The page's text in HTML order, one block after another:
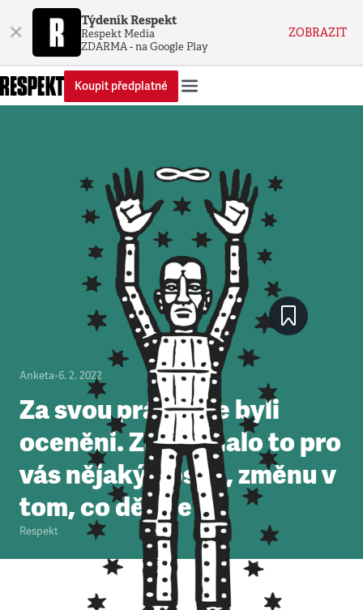
× Týdeník Respekt
Respekt Media
ZDARMA - na Google Play
ZOBRAZIT
Koupit předplatné
Anketa•6. 2. 2022
Za svou práci jste byli
oceněni. Znamenalo to pro
vás nějaký posun, změnu v
tom, co děláte?
Respekt